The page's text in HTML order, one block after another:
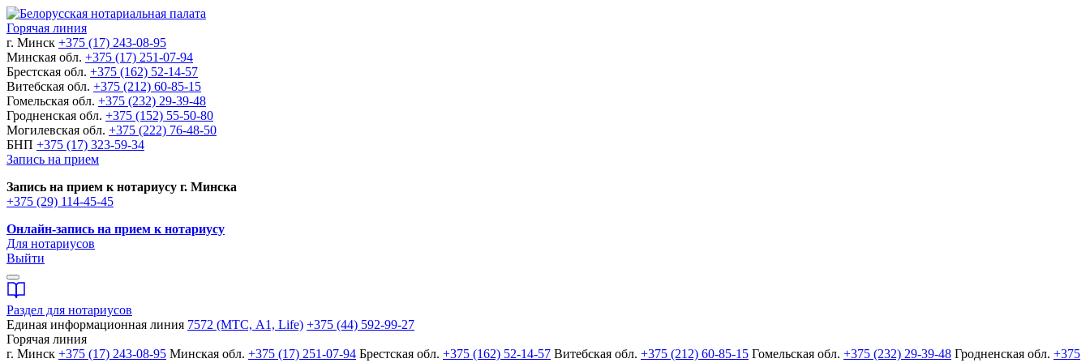
Горячая линия
г. Минск +375 (17) 243-08-95
Минская обл. +375 (17) 251-07-94
Брестская обл. +375 (162) 52-14-57
Витебская обл. +375 (212) 60-85-15
Гомельская обл. +375 (232) 29-39-48
Гродненская обл. +375 (152) 55-50-80
Могилевская обл. +375 (222) 76-48-50
БНП +375 (17) 323-59-34
Запись на прием
Запись на прием к нотариусу г. Минска
+375 (29) 114-45-45
Онлайн-запись на прием к нотариусу
Для нотариусов
Выйти
Раздел для нотариусов
Единая информационная линия 7572 (МТС, A1, Life) +375 (44) 592-99-27
Горячая линия
г. Минск +375 (17) 243-08-95 Минская обл. +375 (17) 251-07-94 Брестская обл. +375 (162) 52-14-57 Витебская обл. +375 (212) 60-85-15 Гомельская обл. +375 (232) 29-39-48 Гродненская обл. +375